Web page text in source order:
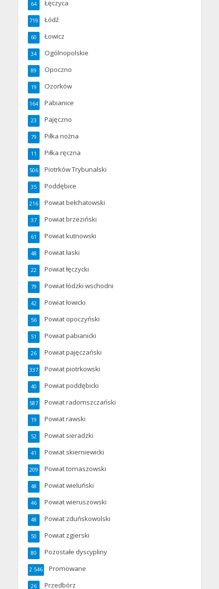
Łęczyca
64
Łódź
719
Łowicz
60
Ogólnopolskie
34
Opoczno
89
Ozorków
19
Pabianice
164
Pajęczno
23
Piłka nożna
79
Piłka ręczna
11
Piotrków Trybunalski
506
Poddębice
35
Powiat bełchatowski
216
Powiat brzeziński
37
Powiat kutnowski
61
Powiat łaski
48
Powiat łęczycki
22
Powiat łódzki wschodni
79
Powiat łowicki
42
Powiat opoczyński
56
Powiat pabianicki
51
Powiat pajęczański
26
Powiat piotrkowski
337
Powiat poddębicki
40
Powiat radomszczański
587
Powiat rawski
19
Powiat sieradzki
52
Powiat skierniewicki
41
Powiat tomaszowski
209
Powiat wieluński
48
Powiat wieruszowski
46
Powiat zduńskowolski
48
Powiat zgierski
50
Pozostałe dyscypliny
80
Promowane
2 546
Przedbórz
26